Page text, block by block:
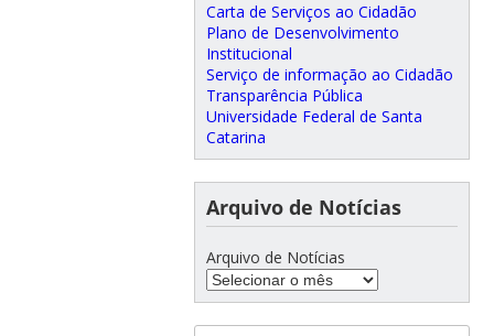
Carta de Serviços ao Cidadão
Plano de Desenvolvimento
Institucional
Serviço de informação ao Cidadão
Transparência Pública
Universidade Federal de Santa
Catarina
Arquivo de Notícias
Arquivo de Notícias